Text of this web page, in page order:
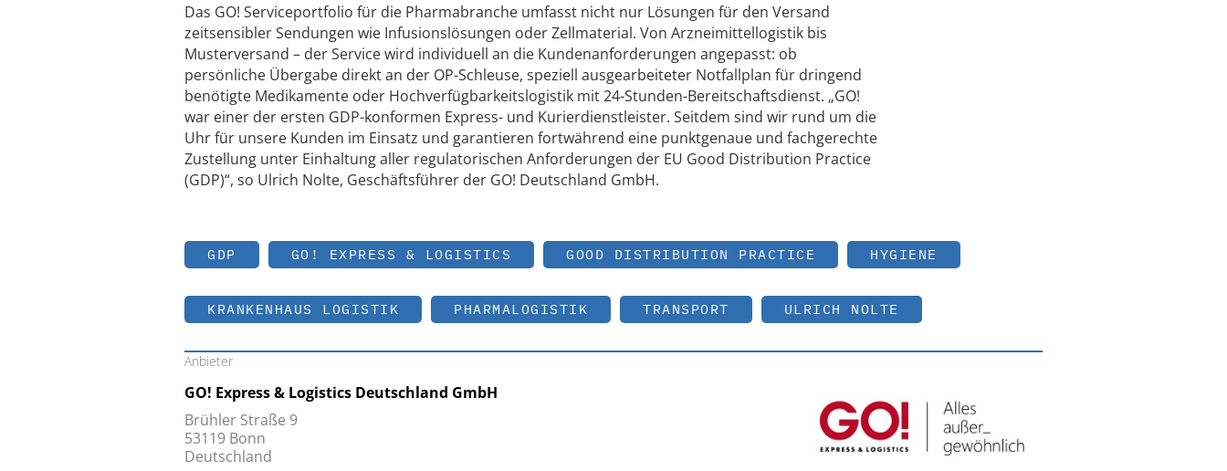
Das GO! Serviceportfolio für die Pharmabranche umfasst nicht nur Lösungen für den Versand
zeitsensibler Sendungen wie Infusionslösungen oder Zellmaterial. Von Arzneimittellogistik bis
Musterversand – der Service wird individuell an die Kundenanforderungen angepasst: ob
persönliche Übergabe direkt an der OP-Schleuse, speziell ausgearbeiteter Notfallplan für dringend
benötigte Medikamente oder Hochverfügbarkeitslogistik mit 24-Stunden-Bereitschaftsdienst. „GO!
war einer der ersten GDP-konformen Express- und Kurierdienstleister. Seitdem sind wir rund um die
Uhr für unsere Kunden im Einsatz und garantieren fortwährend eine punktgenaue und fachgerechte
Zustellung unter Einhaltung aller regulatorischen Anforderungen der EU Good Distribution Practice
(GDP)“, so Ulrich Nolte, Geschäftsführer der GO! Deutschland GmbH.
GDP GO! EXPRESS & LOGISTICS GOOD DISTRIBUTION PRACTICE HYGIENE
KRANKENHAUS LOGISTIK PHARMALOGISTIK TRANSPORT ULRICH NOLTE
Anbieter
GO! Express & Logistics Deutschland GmbH
Brühler Straße 9
53119 Bonn
Deutschland